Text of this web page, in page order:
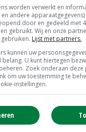
TV: 500 miljoen euro
boeren
20-07-2016
Fryslân schiet
13-07-2016
Begeleiding naar de
13-07-2016
worden verwerkt en
en andere
door en gedeeld met
gebruikt. Wij en onze
Lijst met partners.
kunnen uw
U kunt hiertegen
Zoek onderaan deze
om uw toestemming te
instellingen.